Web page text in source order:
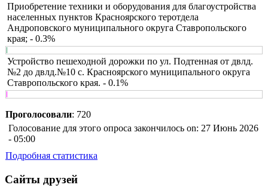
Приобретение техники и оборудования для благоустройства
населенных пунктов Красноярского теротдела
Андроповского муниципального округа Ставропольского
края; - 0.3%
Устройство пешеходной дорожки по ул. Подтенная от двлд.
№2 до двлд.№10 с. Красноярского муниципального округа
Ставропольского края. - 0.1%
Проголосовали: 720
Голосование для этого опроса закончилось on: 27 Июнь 2026
- 05:00
Подробная статистика
Сайты друзей